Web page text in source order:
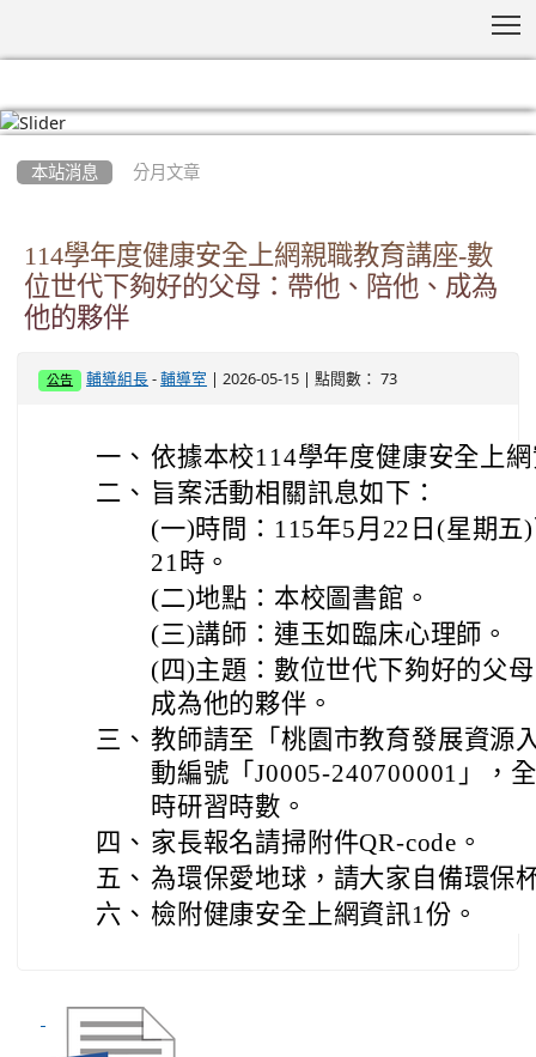
本站消息 分月文章
114學年度健康安全上網親職教育講座-數
位世代下夠好的父母：帶他、陪他、成為
他的夥伴
公告 輔導組長 -輔導室 | 2026-05-15 | 點閱數： 73
一、 依據本校114學年度健康安全上
二、 旨案活動相關訊息如下：
(一)時間：115年5月22日(星期五
21時。
(二)地點：本校圖書館。
(三)講師：連玉如臨床心理師。
(四)主題：數位世代下夠好的父
成為他的夥伴。
三、 教師請至「桃園市教育發展資源
動編號「J0005-240700001」，
時研習時數。
四、 家長報名請掃附件QR-code。
五、 為環保愛地球，請大家自備環保
六、 檢附健康安全上網資訊1份。